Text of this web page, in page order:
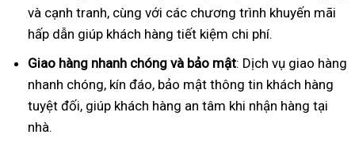
và cạnh tranh, cùng với các chương trình khuyến mãi
hấp dẫn giúp khách hàng tiết kiệm chi phí.
Giao hàng nhanh chóng và bảo mật: Dịch vụ giao hàng
nhanh chóng, kín đáo, bảo mật thông tin khách hàng
tuyệt đối, giúp khách hàng an tâm khi nhận hàng tại
nhà.